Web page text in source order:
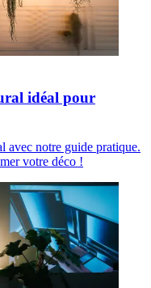
idéal pour
avec notre guide pratique.
votre déco !